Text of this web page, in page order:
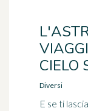
CIELO
Diversi
E se ti